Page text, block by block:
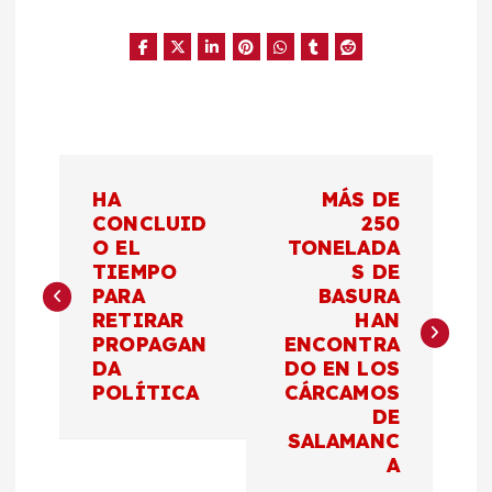
v
HA
CONCLUID
O EL
TIEMPO
PARA
RETIRAR
PROPAGAN
DA
POLÍTICA
MÁS DE
250
TONELADA
S DE
BASURA
HAN
ENCONTRA
DO EN LOS
CÁRCAMOS
DE
SALAMANC
A